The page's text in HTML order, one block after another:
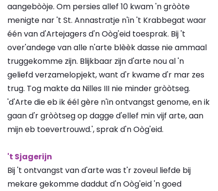
aangebòòje. Om persies allef 10 kwam 'n gròòte
menigte nar 't St. Annastratje n'in 't Krabbegat waar
één van d'Artejagers d'n Oòg'eid toesprak. Bij 't
over'andege van alle n'arte blèèk dasse nie ammaal
truggekomme zijn. Blijkbaar zijn d'arte nou al 'n
geliefd verzamelopjekt, want d'r kwame d'r mar zes
trug. Tog makte da Nilles III nie minder gròòtseg.
'd'Arte die eb ik éél gère n'in ontvangst genome, en ik
gaan d'r gròòtseg op dagge d'ellef min vijf arte, aan
mijn eb toevertrouwd.', sprak d'n Oòg'eid.
't Sjagerijn
Bij 't ontvangst van d'arte was t'r zoveul liefde bij
mekare gekomme daddut d'n Oòg'eid 'n goed